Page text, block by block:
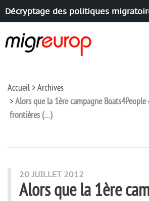
Décryptage des politiques
Accueil
Archives
Alors que la 1ère campagne Boats4People
frontières (…)
20 JUILLET 2012
Alors que la 1ère